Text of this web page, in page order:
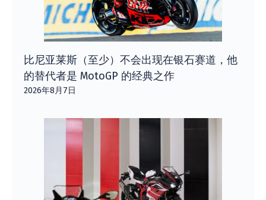
比尼亚莱斯（至少）不会出现在银石赛道，他
的替代者是 MotoGP 的经典之作
2026年8月7日